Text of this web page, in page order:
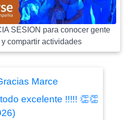
SESION para conocer gente
compartir actividades
Marce
excelente !!!!! 👏👏